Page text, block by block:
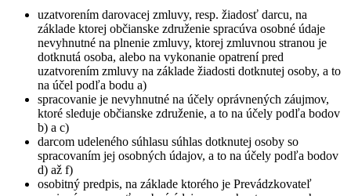
uzatvorením darovacej zmluvy, resp. žiadosť darcu, na
základe ktorej občianske združenie spracúva osobné údaje
nevyhnutné na plnenie zmluvy, ktorej zmluvnou stranou je
dotknutá osoba, alebo na vykonanie opatrení pred
uzatvorením zmluvy na základe žiadosti dotknutej osoby, a to
na účel podľa bodu a)
spracovanie je nevyhnutné na účely oprávnených záujmov,
ktoré sleduje občianske združenie, a to na účely podľa bodov
b) a c)
darcom udeleného súhlasu súhlas dotknutej osoby so
spracovaním jej osobných údajov, a to na účely podľa bodov
d) až f)
osobitný predpis, na základe ktorého je Prevádzkovateľ